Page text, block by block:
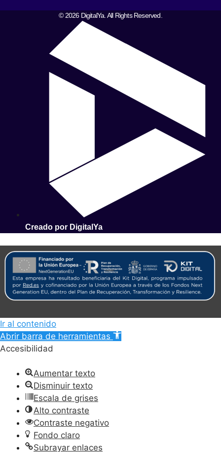
© 2026 DigitalYa. All Rights Reserved.
Creado por DigitalYa
Ir al contenido
Abrir barra de herramientas
Accesibilidad
Aumentar texto
Disminuir texto
Escala de grises
Alto contraste
Contraste negativo
Fondo claro
Subrayar enlaces